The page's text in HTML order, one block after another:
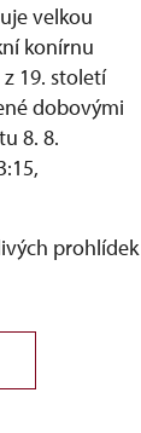
velkou
konírnu
19. století
dobovými
8. 8.
prohlídek